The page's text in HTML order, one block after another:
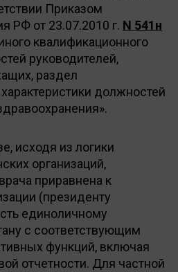
Приказом
РФ от 23.07.2010 г. N 541н
квалификационного
руководителей,
раздел
должностей
исходя из логики
организаций,
приравнена к
(президенту
единоличному
с соответствующим
функций, включая
отчетности. Для частной